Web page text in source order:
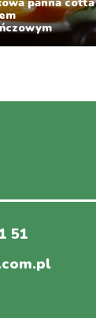
panna cotta
51